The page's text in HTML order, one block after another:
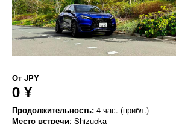
От JPY
0 ¥
Продолжительность: 4 час. (прибл.)
Место встречи: Shizuoka